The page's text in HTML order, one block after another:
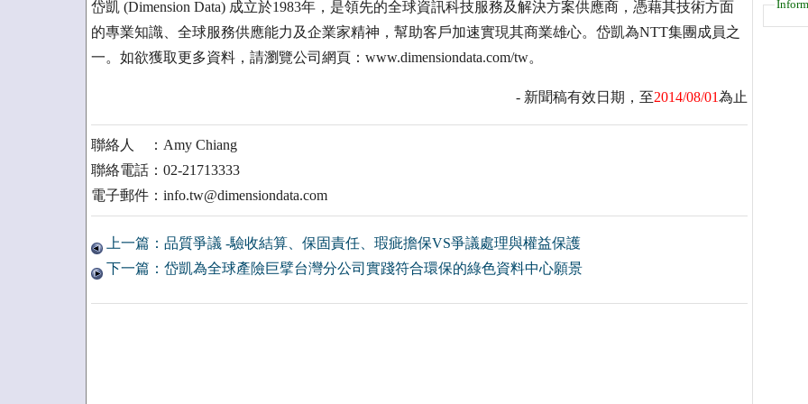
岱凱 (Dimension Data) 成立於1983年，是領先的全球資訊科技服務及解決方案供應商，憑藉其技術方面
的專業知識、全球服務供應能力及企業家精神，幫助客戶加速實現其商業雄心。岱凱為NTT集團成員之
一。如欲獲取更多資料，請瀏覽公司網頁：www.dimensiondata.com/tw。
- 新聞稿有效日期，至2014/08/01為止
聯絡人 ：Amy Chiang
聯絡電話：02-21713333
電子郵件：info.tw@dimensiondata.com
上一篇：品質爭議 -驗收結算、保固責任、瑕疵擔保VS爭議處理與權益保護
下一篇：岱凱為全球產險巨擘台灣分公司實踐符合環保的綠色資料中心願景